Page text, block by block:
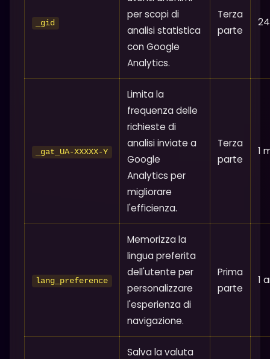
_gid
per scopi di
analisi statistica
con Google
Analytics.
Terza
parte
_gat_UA-XXXXX-Y
Limita la
frequenza delle
richieste di
analisi inviate a
Google
Analytics per
migliorare
l'efficienza.
Terza
parte
1
lang_preference
Memorizza la
lingua preferita
dell'utente per
personalizzare
l'esperienza di
navigazione.
Prima
parte
1
Salva la valuta